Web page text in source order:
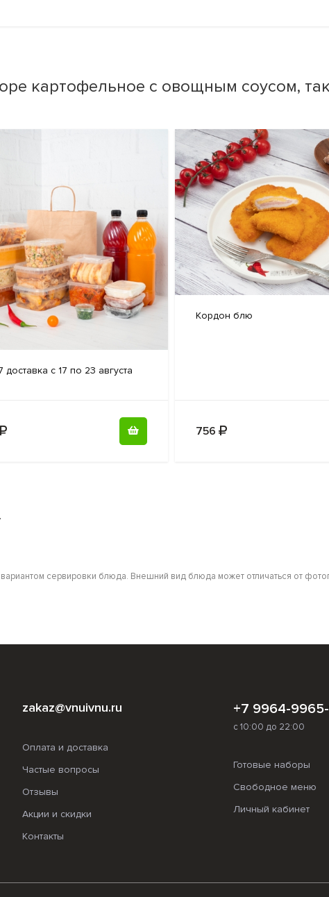
картофельное с овощным соусом,
доставка с 17 по 23 августа
Кордон блю
756
сервировки блюда. Внешний вид блюда может отличаться от
zakaz@vnuivnu.ru
Оплата и доставка
Частые вопросы
Отзывы
Акции и скидки
Контакты
+7 9964-
с 10:00 до 22:00
Готовые наборы
Свободное меню
Личный кабинет